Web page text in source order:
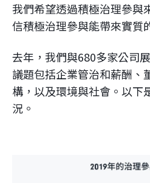
投資解決方案
關於富達
企業永續
我們希望透過積極治理參與
信積極治理參與能帶來實質
去年，我們與680多家公司
議題包括企業管治和薪酬、
構，以及環境與社會。以下
況。